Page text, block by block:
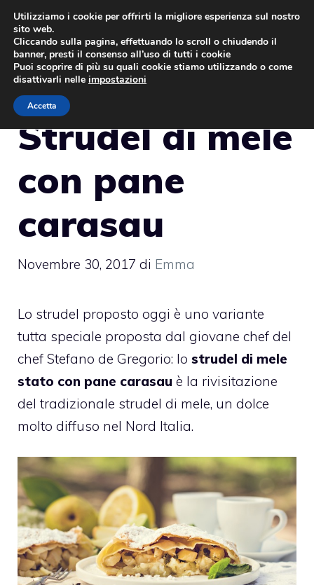
Vai
contenuto
Strudel di mele
con pane
carasau
Novembre 30, 2017 di Emma
Lo strudel proposto oggi è uno variante
tutta speciale proposta dal giovane chef del
chef Stefano de Gregorio: lo strudel di mele
stato con pane carasau è la rivisitazione
del tradizionale strudel di mele, un dolce
molto diffuso nel Nord Italia.
Utilizziamo i cookie per offrirti la migliore esperienza sul nostro
sito web.
Cliccando sulla pagina, effettuando lo scroll o chiudendo il
banner, presti il consenso all’uso di tutti i cookie
Puoi scoprire di più su quali cookie stiamo utilizzando o come
disattivarli nelle impostazioni
Accetta